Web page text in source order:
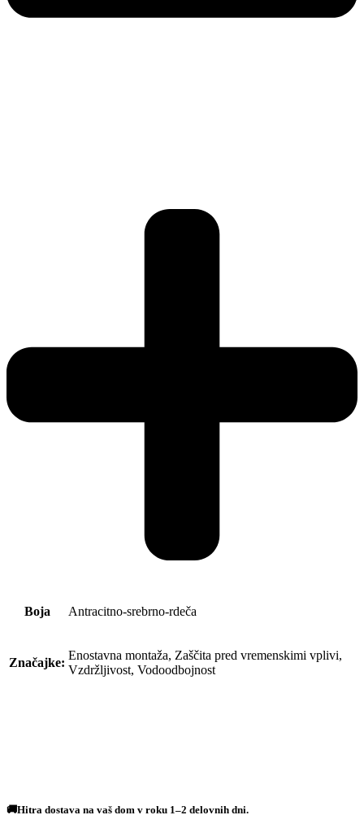
Boja Antracitno-srebrno-rdeča
Značajke:
Enostavna montaža, Zaščita pred vremenskimi vplivi,
Vzdržljivost, Vodoodbojnost
🚚Hitra dostava na vaš dom v roku 1–2 delovnih dni.